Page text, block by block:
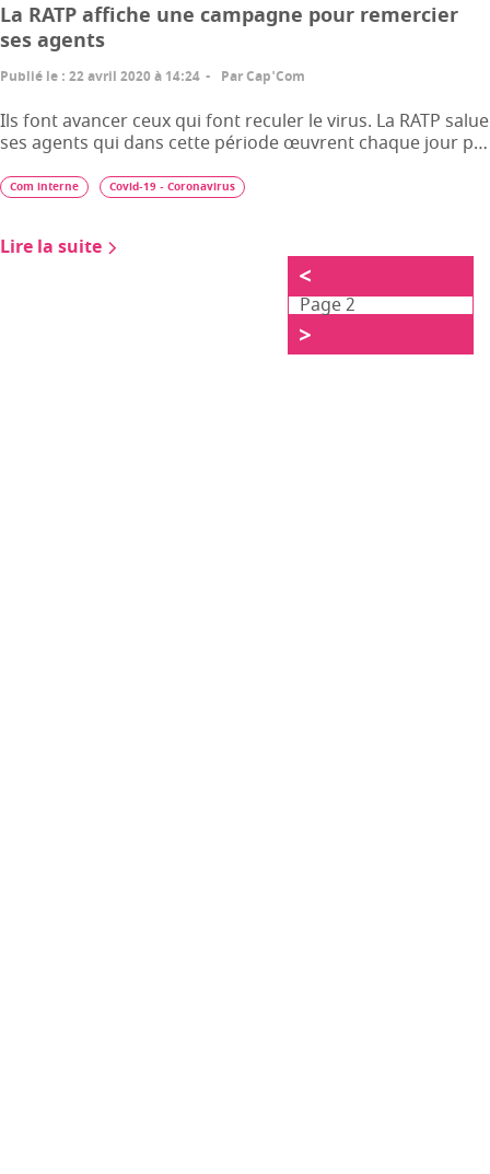
La RATP affiche une campagne pour remercier
ses agents
Publié le : 22 avril 2020 à 14:24 ParCap'Com
Ils font avancer ceux qui font reculer le virus. La RATP salue
ses agents qui dans cette période œuvrent chaque jour p…
Lire la suite
Com interne Covid-19 - Coronavirus
<
Page 2
>